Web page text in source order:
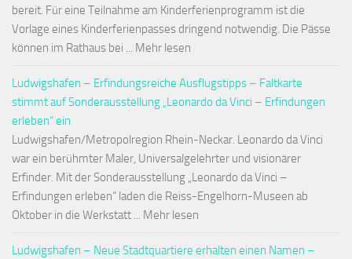
bereit. Für eine Teilnahme am Kinderferienprogramm ist die
Vorlage eines Kinderferienpasses dringend notwendig. Die Pässe
können im Rathaus bei ... Mehr lesen
Ludwigshafen – Erfindungsreiche Ausflugstipps – Faltkarte
stimmt auf Sonderausstellung „Leonardo da Vinci – Erfindungen
erleben“ ein
Ludwigshafen/Metropolregion Rhein-Neckar. Leonardo da Vinci
war ein berühmter Maler, Universalgelehrter und visionärer
Erfinder. Mit der Sonderausstellung „Leonardo da Vinci –
Erfindungen erleben“ laden die Reiss-Engelhorn-Museen ab
Oktober in die Werkstatt ... Mehr lesen
Ludwigshafen – Neue Stadtquartiere erhalten einen Namen –